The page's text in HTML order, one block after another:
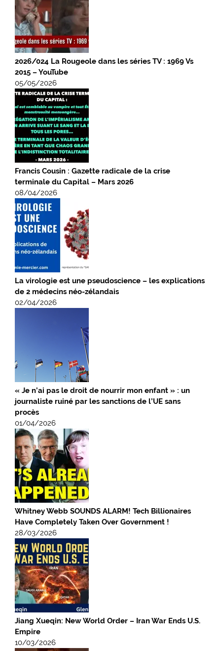
2026/024 La Rougeole dans les séries TV : 1969 Vs
2015 – YouTube
05/05/2026
Francis Cousin : Gazette radicale de la crise
terminale du Capital – Mars 2026
08/04/2026
La virologie est une pseudoscience – les explications
de 2 médecins néo-zélandais
02/04/2026
« Je n’ai pas le droit de nourrir mon enfant » : un
journaliste ruiné par les sanctions de l’UE sans
procès
01/04/2026
Whitney Webb SOUNDS ALARM! Tech Billionaires
Have Completely Taken Over Government !
28/03/2026
Jiang Xueqin: New World Order – Iran War Ends U.S.
Empire
10/03/2026